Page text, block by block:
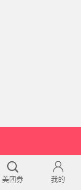
美团券 我的